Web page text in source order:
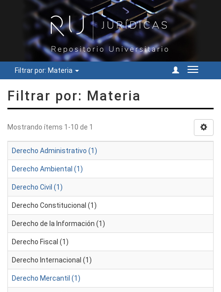
Filtrar por: Materia
Cambiar
Filtrar por: Materia
Mostrando ítems 1-10 de 1
Derecho Administrativo (1)
Derecho Ambiental (1)
Derecho Civil (1)
Derecho Constitucional (1)
Derecho de la Información (1)
Derecho Fiscal (1)
Derecho Internacional (1)
Derecho Mercantil (1)